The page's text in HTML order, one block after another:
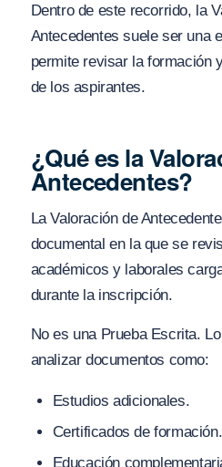
Dentro de este recorrido, la
Antecedentes suele ser una
permite revisar la formación
de los aspirantes.
¿Qué es la
Antecedentes?
La Valoración de
documental en la que se
académicos y laborales
durante la inscripción.
No es una Prueba Escrita.
analizar documentos como:
Estudios adicionales.
Certificados de formación.
Educación